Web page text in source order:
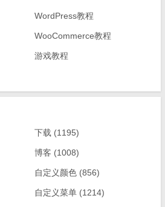
WordPress教程
WooCommerce教程
游戏教程
下载 (1195)
博客 (1008)
自定义颜色 (856)
自定义菜单 (1214)